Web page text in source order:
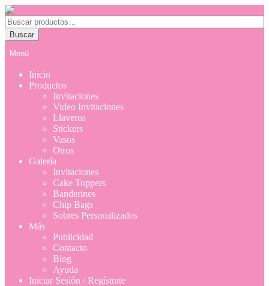
Saltar
a
navegación
Ir
al
contenido
Buscar
por:Buscar
Menú
Inicio
Productos
Invitaciones
Video Invitaciones
Llaveros
Stickers
Vasos
Otros
Galería
Invitaciones
Cake Toppers
Banderines
Chip Bags
Sobres Personalizados
Más
Publicidad
Contacto
Blog
Ayuda
Iniciar Sesión / Regístrate